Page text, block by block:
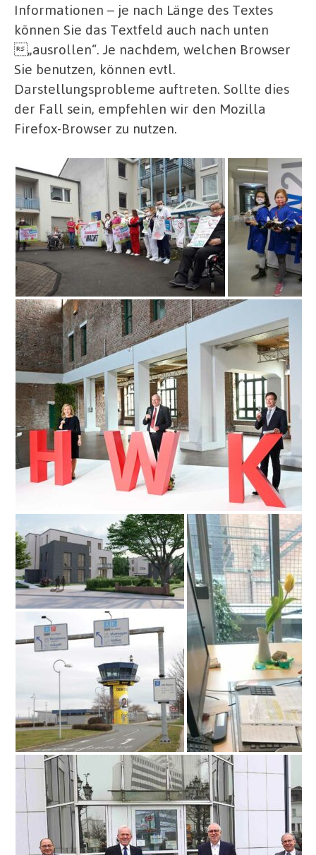
Informationen – je nach Länge des Textes
können Sie das Textfeld auch nach unten
„ausrollen“. Je nachdem, welchen Browser
Sie benutzen, können evtl.
Darstellungsprobleme auftreten. Sollte dies
der Fall sein, empfehlen wir den Mozilla
Firefox-Browser zu nutzen.